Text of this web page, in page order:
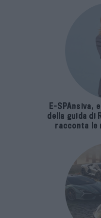
E-SPAnsiva,
della guida di
racconta le